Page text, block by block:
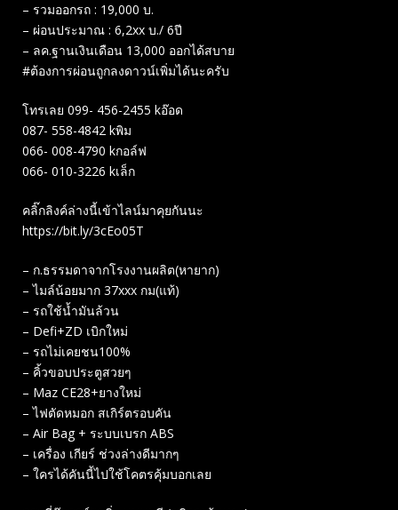
– รวมออกรถ : 19,000 บ.
– ผ่อนประมาณ : 6,2xx บ./ 6ปี
– ลค.ฐานเงินเดือน 13,000 ออกได้สบาย
#ต้องการผ่อนถูกลงดาวน์เพิ่มได้นะครับ
โทรเลย 099- 456-2455 kอ๊อด
087- 558-4842 kพิม
066- 008-4790 kกอล์ฟ
066- 010-3226 kเล็ก
คลิ๊กลิงค์ล่างนี้เข้าไลน์มาคุยกันนะ
https://bit.ly/3cEo05T
– ก.ธรรมดาจากโรงงานผลิต(หายาก)
– ไมล์น้อยมาก 37xxx กม(แท้)
– รถใช้น้ำมันล้วน
– Defi+ZD เบิกใหม่
– รถไม่เคยชน100%
– คิ้วขอบประตูสวยๆ
– Maz CE28+ยางใหม่
– ไฟตัดหมอก สเกิร์ตรอบคัน
– Air Bag​ + ระบบเบรก​ ABS
– เครื่อง เกียร์ ช่วงล่างดีมากๆ
– ใครได้คันนี้ไปใช้โคตรคุ้มบอกเลย